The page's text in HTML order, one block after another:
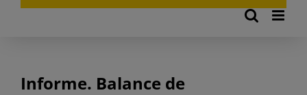
Informe. Balance de